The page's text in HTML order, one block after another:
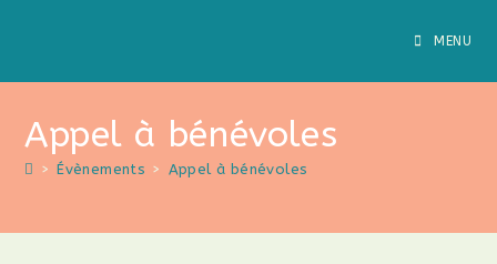
MENU
Appel à bénévoles
> Évènements > Appel à bénévoles